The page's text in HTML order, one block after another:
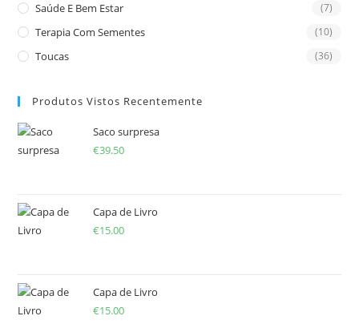
Saúde E Bem Estar (7)
Terapia Com Sementes (10)
Toucas (36)
Produtos Vistos Recentemente
Saco surpresa
€39.50
Capa de Livro
€15.00
Capa de Livro
€15.00